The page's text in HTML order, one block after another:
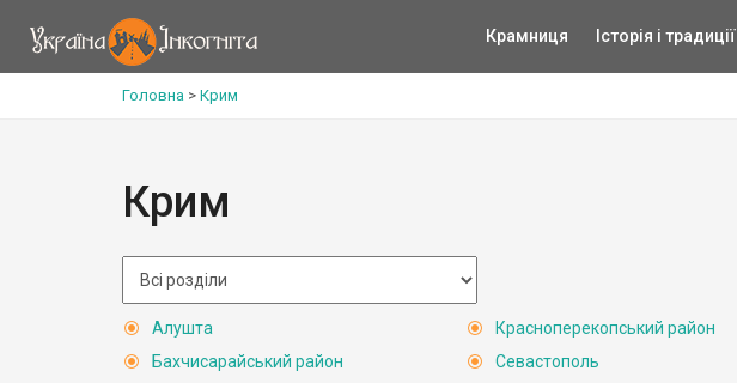
Крамниця Історія і традиції
Головна > Крим
Крим
Алушта
Бахчисарайський район
Красноперекопський район
Севастополь